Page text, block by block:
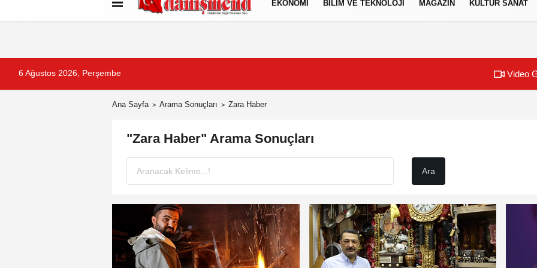
Künye İletişim Çerez Politikası
EKONOMİ BİLİM VE TEKNOLOJİ MAGAZİN KÜLTÜR SANAT
6 Ağustos 2026, Perşembe Video
Ana Sayfa Arama Sonuçları Zara Haber
"Zara Haber" Arama Sonuçları